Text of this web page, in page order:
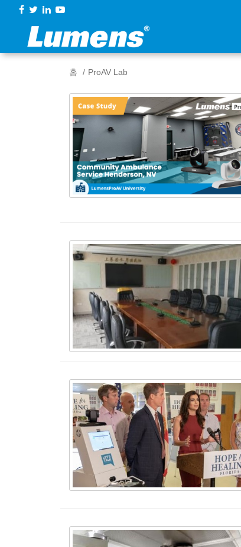
홈 ProAV Lab